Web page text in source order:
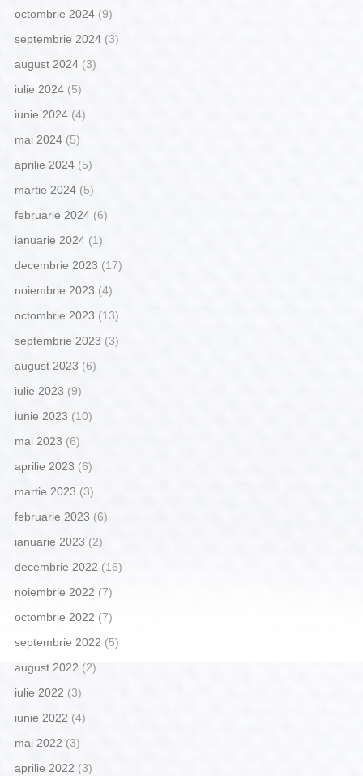
octombrie 2024(9)
septembrie 2024(3)
august 2024(3)
iulie 2024(5)
iunie 2024(4)
mai 2024(5)
aprilie 2024(5)
martie 2024(5)
februarie 2024(6)
ianuarie 2024(1)
decembrie 2023 (17)
noiembrie 2023 (4)
octombrie 2023 (13)
septembrie 2023 (3)
august 2023 (6)
iulie 2023 (9)
iunie 2023 (10)
mai 2023 (6)
aprilie 2023 (6)
martie 2023 (3)
februarie 2023 (6)
ianuarie 2023 (2)
decembrie 2022 (16)
noiembrie 2022 (7)
octombrie 2022 (7)
septembrie 2022 (5)
august 2022 (2)
iulie 2022 (3)
iunie 2022 (4)
mai 2022 (3)
aprilie 2022 (3)